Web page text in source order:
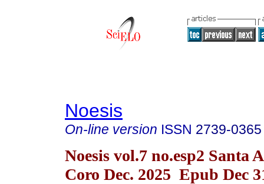
Noesis
On-line version ISSN 2739-0365
Noesis vol.7 no.esp2 Santa
Coro Dec. 2025 Epub Dec